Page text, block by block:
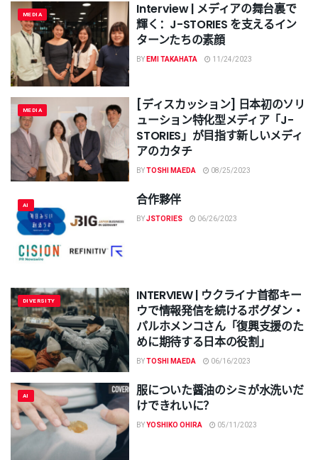
MEDIA
Interview | メディアの舞台裏で
輝く：J-STORIES を支えるイン
ターンたちの素顔
BYEMI TAKAHATA 11/24/2023
MEDIA
[ディスカッション] 日本初のソリ
ューション特化型メディア「J-
STORIES」が目指す新しいメディ
アのカタチ
BYTOSHI MAEDA 08/25/2023
AI 合作夥伴
BYJSTORIES 06/26/2023
DIVERSITY
INTERVIEW | ウクライナ首都キー
ウで情報発信を続けるボグダン・
パルホメンコさん「復興支援のた
めに期待する日本の役割」
BYTOSHI MAEDA 06/16/2023
AI
服についた醤油のシミが水洗いだ
けできれいに？
BYYOSHIKO OHIRA 05/11/2023